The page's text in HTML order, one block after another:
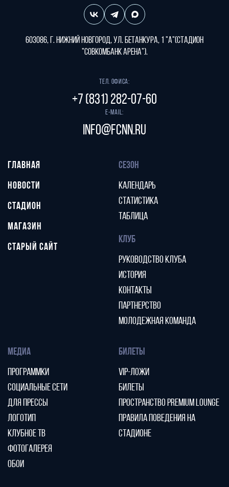
603086, г. Нижний Новгород, ул. Бетанкура, 1 "А"(стадион
"СОВКОМБАНК АРЕНА").
Тел. офиса:
+7 (831) 282-07-60
E-mail:
info@fcnn.ru
ГЛАВНАЯ
НОВОСТИ
СТАДИОН
МАГАЗИН
СТАРЫЙ САЙТ
СЕЗОН
КАЛЕНДАРЬ
СТАТИСТИКА
ТАБЛИЦА
КЛУБ
РУКОВОДСТВО КЛУБА
ИСТОРИЯ
КОНТАКТЫ
ПАРТНЕРСТВО
МОЛОДЕЖНАЯ КОМАНДА
МЕДИА
ПРОГРАММКИ
СОЦИАЛЬНЫЕ СЕТИ
ДЛЯ ПРЕССЫ
ЛОГОТИП
КЛУБНОЕ ТВ
ФОТОГАЛЕРЕЯ
ОБОИ
БИЛЕТЫ
VIP-ЛОЖИ
БИЛЕТЫ
ПРОСТРАНСТВО PREMIUM LOUNGE
ПРАВИЛА ПОВЕДЕНИЯ НА
СТАДИОНЕ